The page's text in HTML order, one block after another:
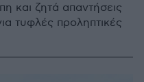
και ζητά απαντήσεις
τυφλές προληπτικές